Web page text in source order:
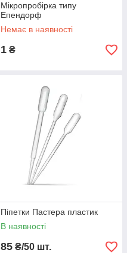
Мікропробірка типу
Епендорф
Немає в наявності
1 ₴
Піпетки Пастера пластик
В наявності
85 ₴/50 шт.